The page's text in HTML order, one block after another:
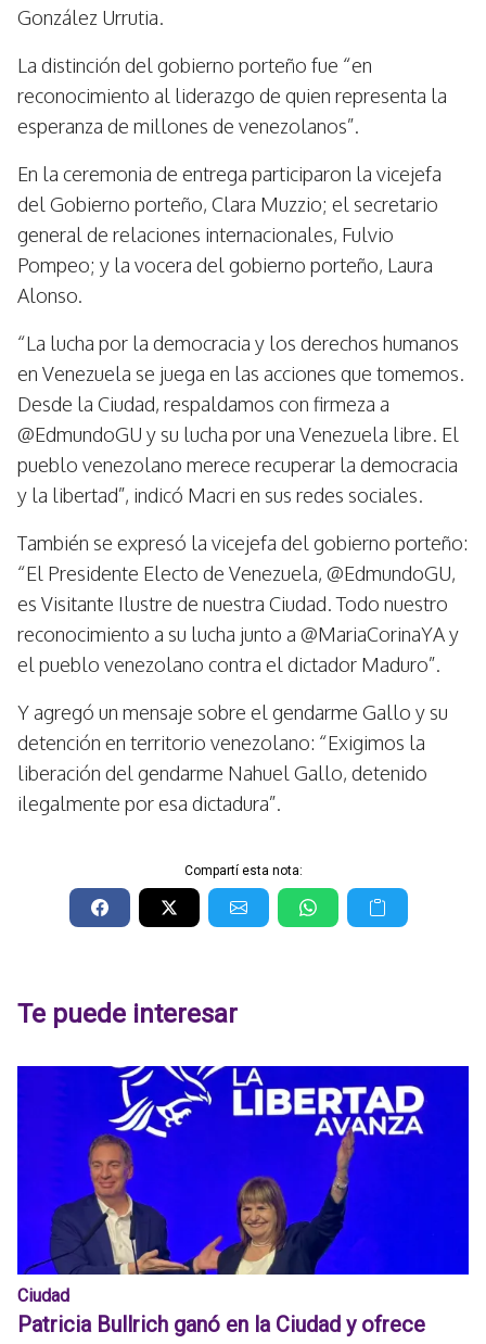
González Urrutia.
La distinción del gobierno porteño fue “en
reconocimiento al liderazgo de quien representa la
esperanza de millones de venezolanos”.
En la ceremonia de entrega participaron la vicejefa
del Gobierno porteño, Clara Muzzio; el secretario
general de relaciones internacionales, Fulvio
Pompeo; y la vocera del gobierno porteño, Laura
Alonso.
“La lucha por la democracia y los derechos humanos
en Venezuela se juega en las acciones que tomemos.
Desde la Ciudad, respaldamos con firmeza a
@EdmundoGU y su lucha por una Venezuela libre. El
pueblo venezolano merece recuperar la democracia
y la libertad”, indicó Macri en sus redes sociales.
También se expresó la vicejefa del gobierno porteño:
“El Presidente Electo de Venezuela, @EdmundoGU,
es Visitante Ilustre de nuestra Ciudad. Todo nuestro
reconocimiento a su lucha junto a @MariaCorinaYA y
el pueblo venezolano contra el dictador Maduro”.
Y agregó un mensaje sobre el gendarme Gallo y su
detención en territorio venezolano: “Exigimos la
liberación del gendarme Nahuel Gallo, detenido
ilegalmente por esa dictadura”.
Compartí esta nota:
Te puede interesar
Ciudad
Patricia Bullrich ganó en la Ciudad y ofrece